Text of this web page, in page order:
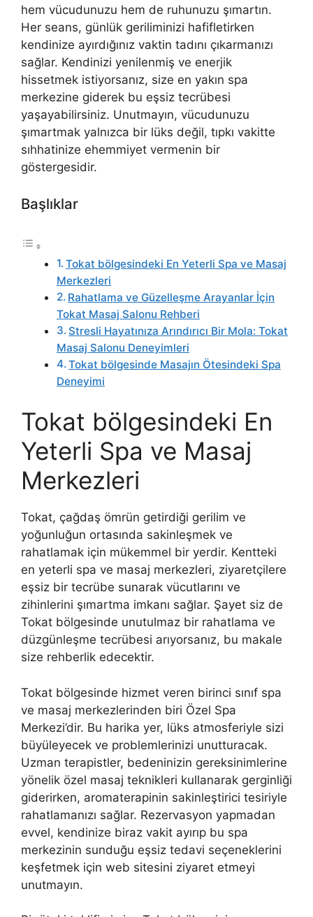
hem vücudunuzu hem de ruhunuzu şımartın.
Her seans, günlük geriliminizi hafifletirken
kendinize ayırdığınız vaktin tadını çıkarmanızı
sağlar. Kendinizi yenilenmiş ve enerjik
hissetmek istiyorsanız, size en yakın spa
merkezine giderek bu eşsiz tecrübesi
yaşayabilirsiniz. Unutmayın, vücudunuzu
şımartmak yalnızca bir lüks değil, tıpkı vakitte
sıhhatinize ehemmiyet vermenin bir
göstergesidir.
Başlıklar
Tokat bölgesindeki En Yeterli Spa ve Masaj
Merkezleri
Rahatlama ve Güzelleşme Arayanlar İçin
Tokat Masaj Salonu Rehberi
Stresli Hayatınıza Arındırıcı Bir Mola: Tokat
Masaj Salonu Deneyimleri
Tokat bölgesinde Masajın Ötesindeki Spa
Deneyimi
Tokat bölgesindeki En
Yeterli Spa ve Masaj
Merkezleri
Tokat, çağdaş ömrün getirdiği gerilim ve
yoğunluğun ortasında sakinleşmek ve
rahatlamak için mükemmel bir yerdir. Kentteki
en yeterli spa ve masaj merkezleri, ziyaretçilere
eşsiz bir tecrübe sunarak vücutlarını ve
zihinlerini şımartma imkanı sağlar. Şayet siz de
Tokat bölgesinde unutulmaz bir rahatlama ve
düzgünleşme tecrübesi arıyorsanız, bu makale
size rehberlik edecektir.
Tokat bölgesinde hizmet veren birinci sınıf spa
ve masaj merkezlerinden biri Özel Spa
Merkezi’dir. Bu harika yer, lüks atmosferiyle sizi
büyüleyecek ve problemlerinizi unutturacak.
Uzman terapistler, bedeninizin gereksinimlerine
yönelik özel masaj teknikleri kullanarak gerginliği
giderirken, aromaterapinin sakinleştirici tesiriyle
rahatlamanızı sağlar. Rezervasyon yapmadan
evvel, kendinize biraz vakit ayırıp bu spa
merkezinin sunduğu eşsiz tedavi seçeneklerini
keşfetmek için web sitesini ziyaret etmeyi
unutmayın.